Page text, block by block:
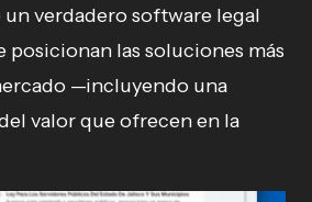
un verdadero software legal
posicionan las soluciones más
—incluyendo una
valor que ofrecen en la